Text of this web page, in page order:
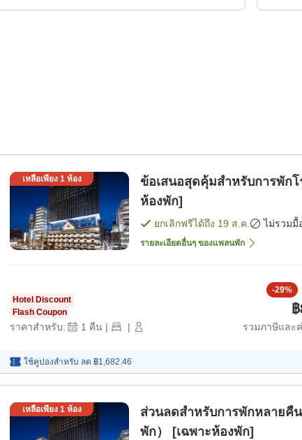
เหลือเพียง 1ห้อง
ข้อเสนอสุดคุ้มสำหรับการพัก
ห้องพัก]
ยกเลิกฟรีได้ถึง 19 ส.ค. ไม่รวมมื้
รายละเอียดอื่นๆ ของแพลนพัก
Hotel Discount
Flash Coupon
ราคาสำหรับ: 1 คืน | |
-29%
รวมภาษีและ
ใช้คูปองสำหรับ ลด ฿1,682.46
เหลือเพียง 1ห้อง
ส่วนลดสำหรับการพักหลายคื
พัก） [เฉพาะห้องพัก]